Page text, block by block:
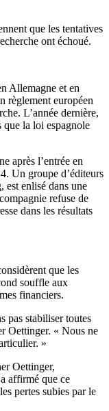
que les tentatives
ont échoué.
Allemagne et en
règlement européen
L’année dernière,
que la loi espagnole
après l’entrée en
Un groupe d’éditeurs
est enlisé dans une
refuse de
dans les résultats
que les
souffle aux
financiers.
pas stabiliser toutes
Oettinger. « Nous ne
»
Oettinger,
affirmé que ce
pertes subies par le